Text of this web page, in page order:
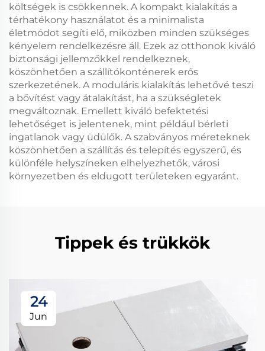
költségek is csökkennek. A kompakt kialakítás a
térhatékony használatot és a minimalista
életmódot segíti elő, miközben minden szükséges
kényelem rendelkezésre áll. Ezek az otthonok kiváló
biztonsági jellemzőkkel rendelkeznek,
köszönhetően a szállítókonténerek erős
szerkezetének. A moduláris kialakítás lehetővé teszi
a bővítést vagy átalakítást, ha a szükségletek
megváltoznak. Emellett kiváló befektetési
lehetőséget is jelentenek, mint például bérleti
ingatlanok vagy üdülők. A szabványos méreteknek
köszönhetően a szállítás és telepítés egyszerű, és
különféle helyszíneken elhelyezhetők, városi
környezetben és eldugott területeken egyaránt.
Tippek és trükkök
24
Jun